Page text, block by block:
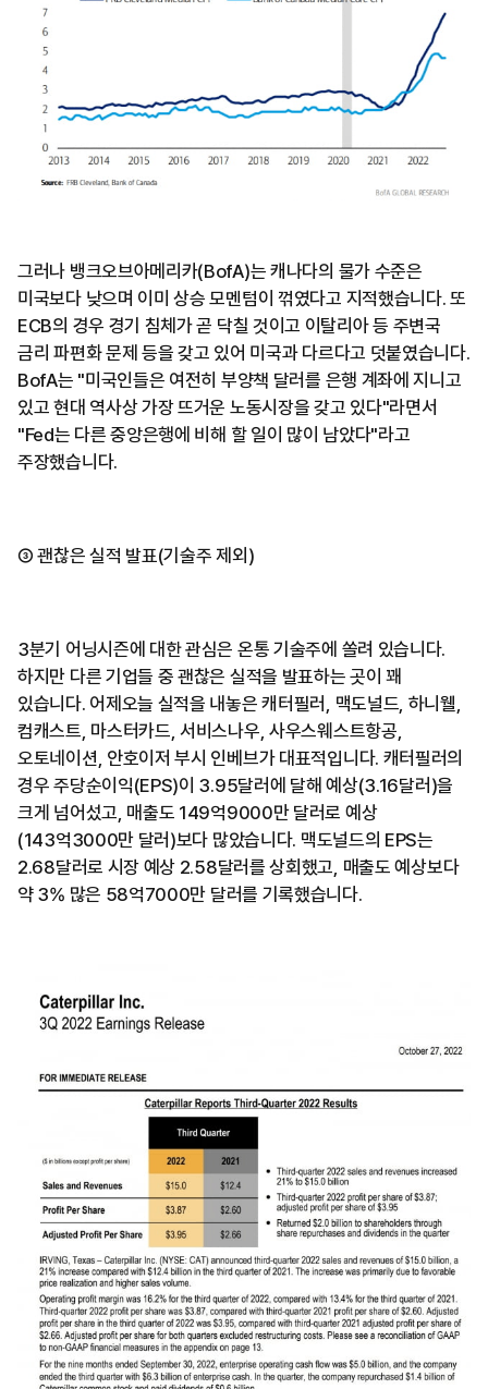
그러나 뱅크오브아메리카(BofA)는 캐나다의 물가 수준은
미국보다 낮으며 이미 상승 모멘텀이 꺾였다고 지적했습니다. 또
ECB의 경우 경기 침체가 곧 닥칠 것이고 이탈리아 등 주변국
금리 파편화 문제 등을 갖고 있어 미국과 다르다고 덧붙였습니다.
BofA는 "미국인들은 여전히 부양책 달러를 은행 계좌에 지니고
있고 현대 역사상 가장 뜨거운 노동시장을 갖고 있다"라면서
"Fed는 다른 중앙은행에 비해 할 일이 많이 남았다"라고
주장했습니다.
③ 괜찮은 실적 발표(기술주 제외)
3분기 어닝시즌에 대한 관심은 온통 기술주에 쏠려 있습니다.
하지만 다른 기업들 중 괜찮은 실적을 발표하는 곳이 꽤
있습니다. 어제오늘 실적을 내놓은 캐터필러, 맥도널드, 하니웰,
컴캐스트, 마스터카드, 서비스나우, 사우스웨스트항공,
오토네이션, 안호이저 부시 인베브가 대표적입니다. 캐터필러의
경우 주당순이익(EPS)이 3.95달러에 달해 예상(3.16달러)을
크게 넘어섰고, 매출도 149억9000만 달러로 예상
(143억3000만 달러)보다 많았습니다. 맥도널드의 EPS는
2.68달러로 시장 예상 2.58달러를 상회했고, 매출도 예상보다
약 3% 많은 58억7000만 달러를 기록했습니다.